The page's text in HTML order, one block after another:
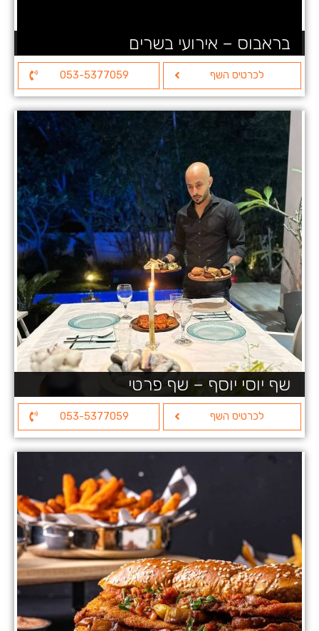
בראבוס – אירועי בשרים
לכרטיס השף 053-5377059
שף יוסי יוסף – שף פרטי
לכרטיס השף 053-5377059